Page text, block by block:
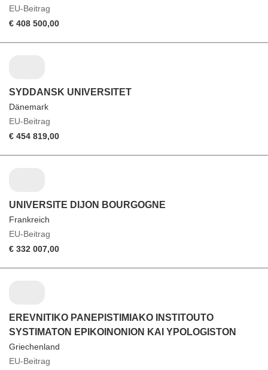
EU-Beitrag
€ 408 500,00
SYDDANSK UNIVERSITET
Dänemark
EU-Beitrag
€ 454 819,00
UNIVERSITE DIJON BOURGOGNE
Frankreich
EU-Beitrag
€ 332 007,00
EREVNITIKO PANEPISTIMIAKO INSTITOUTO
SYSTIMATON EPIKOINONION KAI YPOLOGISTON
Griechenland
EU-Beitrag